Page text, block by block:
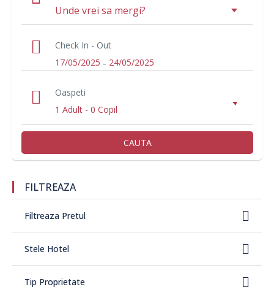
Check In - Out
17/05/2025 - 24/05/2025
Oaspeti
1 Adult - 0 Copil
CAUTA
FILTREAZA
Filtreaza Pretul
Stele Hotel
Tip Proprietate